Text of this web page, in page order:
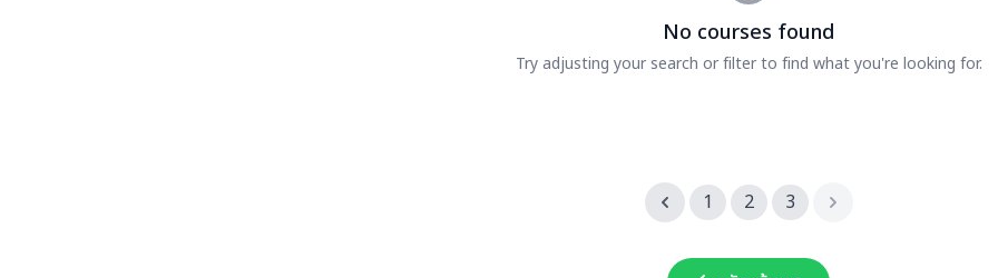
No courses found
Try adjusting your search or filter to find what you're looking for.
1 2 3